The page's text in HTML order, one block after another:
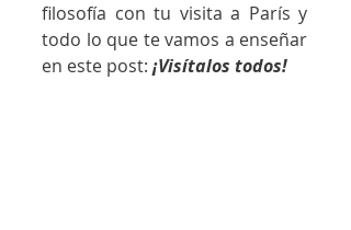
filosofía con tu visita a París y
todo lo que te vamos a enseñar
en este post: ¡Visítalos todos!